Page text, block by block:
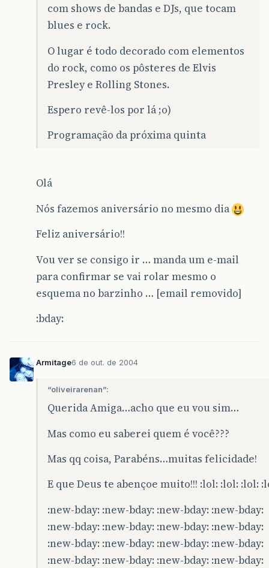
com shows de bandas e DJs, que tocam
blues e rock.
O lugar é todo decorado com elementos
do rock, como os pôsteres de Elvis
Presley e Rolling Stones.
Espero revê-los por lá ;o)
Programação da próxima quinta
Olá
Nós fazemos aniversário no mesmo dia
Feliz aniversário!!
Vou ver se consigo ir … manda um e-mail
para confirmar se vai rolar mesmo o
esquema no barzinho … [email removido]
:bday:
Armitage6 de out. de 2004
“oliveirarenan”:
Querida Amiga…acho que eu vou sim…
Mas como eu saberei quem é você???
Mas qq coisa, Parabéns…muitas felicidade!
E que Deus te abençoe muito!!! :lol: :lol: :lol:
:new-bday: :new-bday: :new-bday: :new-bday:
:new-bday: :new-bday: :new-bday: :new-bday:
:new-bday: :new-bday: :new-bday: :new-bday:
:new-bday: :new-bday: :new-bday: :new-bday: